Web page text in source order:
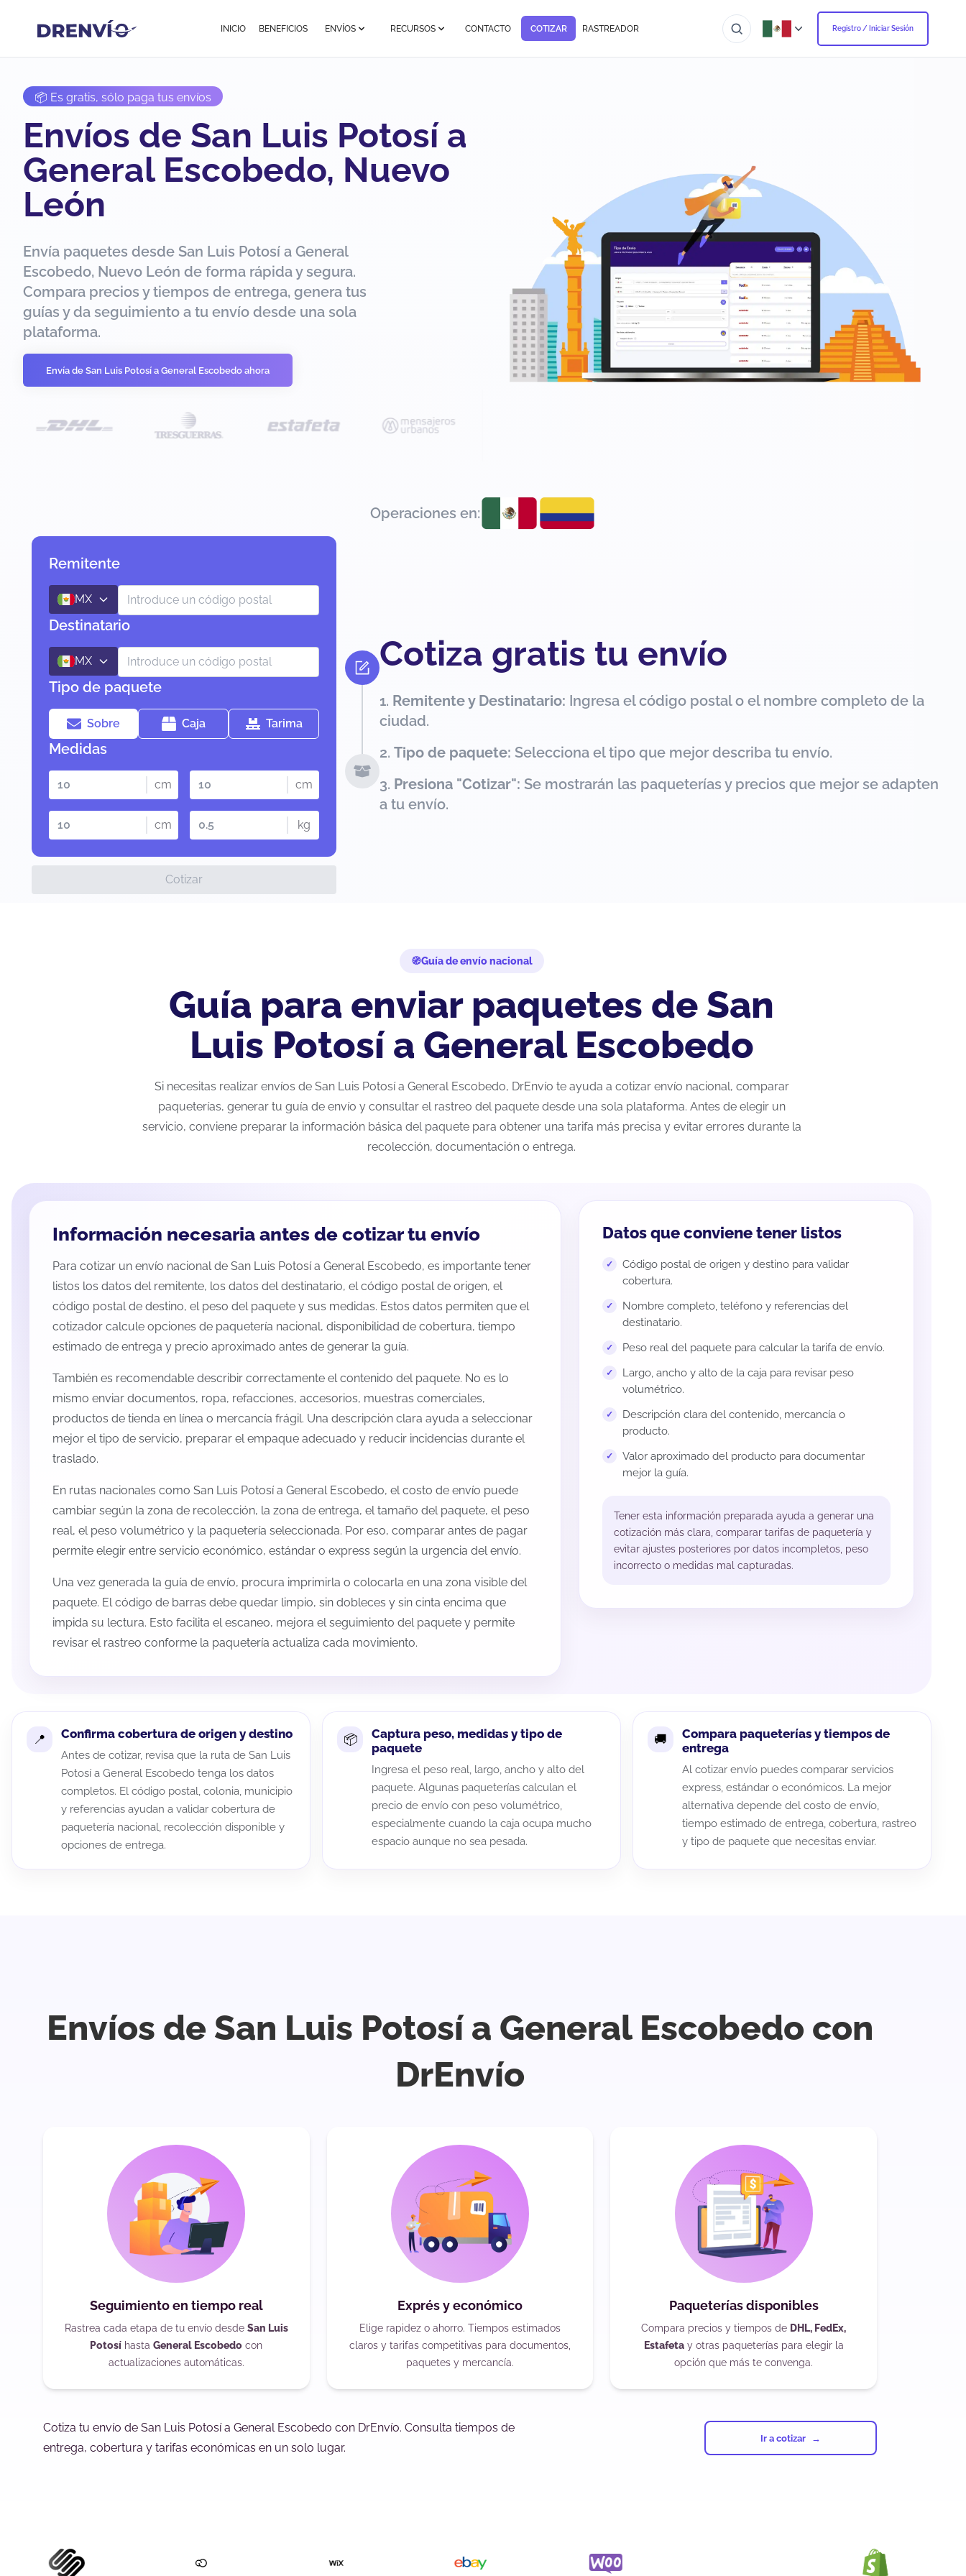
INICIO BENEFICIOS ENVÍOS RECURSOS CONTACTO COTIZAR RASTREADOR Registro / Iniciar Sesión
📦 Es gratis, sólo paga tus envíos
Envíos de San Luis Potosí a
General Escobedo, Nuevo
León
Envía paquetes desde San Luis Potosí a General
Escobedo, Nuevo León de forma rápida y segura.
Compara precios y tiempos de entrega, genera tus
guías y da seguimiento a tu envío desde una sola
plataforma.
Envía de San Luis Potosí a General Escobedo ahora
Operaciones en:
Remitente
MX
Destinatario
MX
Tipo de paquete
Sobre Caja Tarima
Medidas
cm cm
cm kg
Cotizar
Cotiza gratis tu envío
Remitente y Destinatario: Ingresa el código postal o el nombre completo de la
ciudad.
Tipo de paquete: Selecciona el tipo que mejor describa tu envío.
Presiona "Cotizar": Se mostrarán las paqueterías y precios que mejor se adapten
a tu envío.
Guía de envío nacional
Guía para enviar paquetes de San
Luis Potosí a General Escobedo
Si necesitas realizar envíos de San Luis Potosí a General Escobedo, DrEnvío te ayuda a cotizar envío nacional, comparar
paqueterías, generar tu guía de envío y consultar el rastreo del paquete desde una sola plataforma. Antes de elegir un
servicio, conviene preparar la información básica del paquete para obtener una tarifa más precisa y evitar errores durante la
recolección, documentación o entrega.
Información necesaria antes de cotizar tu envío
Para cotizar un envío nacional de San Luis Potosí a General Escobedo, es importante tener
listos los datos del remitente, los datos del destinatario, el código postal de origen, el
código postal de destino, el peso del paquete y sus medidas. Estos datos permiten que el
cotizador calcule opciones de paquetería nacional, disponibilidad de cobertura, tiempo
estimado de entrega y precio aproximado antes de generar la guía.
También es recomendable describir correctamente el contenido del paquete. No es lo
mismo enviar documentos, ropa, refacciones, accesorios, muestras comerciales,
productos de tienda en línea o mercancía frágil. Una descripción clara ayuda a seleccionar
mejor el tipo de servicio, preparar el empaque adecuado y reducir incidencias durante el
traslado.
En rutas nacionales como San Luis Potosí a General Escobedo, el costo de envío puede
cambiar según la zona de recolección, la zona de entrega, el tamaño del paquete, el peso
real, el peso volumétrico y la paquetería seleccionada. Por eso, comparar antes de pagar
permite elegir entre servicio económico, estándar o express según la urgencia del envío.
Una vez generada la guía de envío, procura imprimirla o colocarla en una zona visible del
paquete. El código de barras debe quedar limpio, sin dobleces y sin cinta encima que
impida su lectura. Esto facilita el escaneo, mejora el seguimiento del paquete y permite
revisar el rastreo conforme la paquetería actualiza cada movimiento.
Datos que conviene tener listos
Código postal de origen y destino para validar
cobertura.
Nombre completo, teléfono y referencias del
destinatario.
Peso real del paquete para calcular la tarifa de envío.
Largo, ancho y alto de la caja para revisar peso
volumétrico.
Descripción clara del contenido, mercancía o
producto.
Valor aproximado del producto para documentar
mejor la guía.
Tener esta información preparada ayuda a generar una
cotización más clara, comparar tarifas de paquetería y
evitar ajustes posteriores por datos incompletos, peso
incorrecto o medidas mal capturadas.
Confirma cobertura de origen y destino
Antes de cotizar, revisa que la ruta de San Luis
Potosí a General Escobedo tenga los datos
completos. El código postal, colonia, municipio
y referencias ayudan a validar cobertura de
paquetería nacional, recolección disponible y
opciones de entrega.
Captura peso, medidas y tipo de
paquete
Ingresa el peso real, largo, ancho y alto del
paquete. Algunas paqueterías calculan el
precio de envío con peso volumétrico,
especialmente cuando la caja ocupa mucho
espacio aunque no sea pesada.
Compara paqueterías y tiempos de
entrega
Al cotizar envío puedes comparar servicios
express, estándar o económicos. La mejor
alternativa depende del costo de envío,
tiempo estimado de entrega, cobertura, rastreo
y tipo de paquete que necesitas enviar.
Envíos de San Luis Potosí a General Escobedo con
DrEnvío
Seguimiento en tiempo real
Rastrea cada etapa de tu envío desde San Luis
Potosí hastaGeneral Escobedo con
actualizaciones automáticas.
Exprés y económico
Elige rapidez o ahorro. Tiempos estimados
claros y tarifas competitivas para documentos,
paquetes y mercancía.
Paqueterías disponibles
Compara precios y tiempos de DHL, FedEx,
Estafetay otras paqueterías para elegir la
opción que más te convenga.
Cotiza tu envío de San Luis Potosí a General Escobedo con DrEnvío. Consulta tiempos de
entrega, cobertura y tarifas económicas en un solo lugar.
Ir a cotizar